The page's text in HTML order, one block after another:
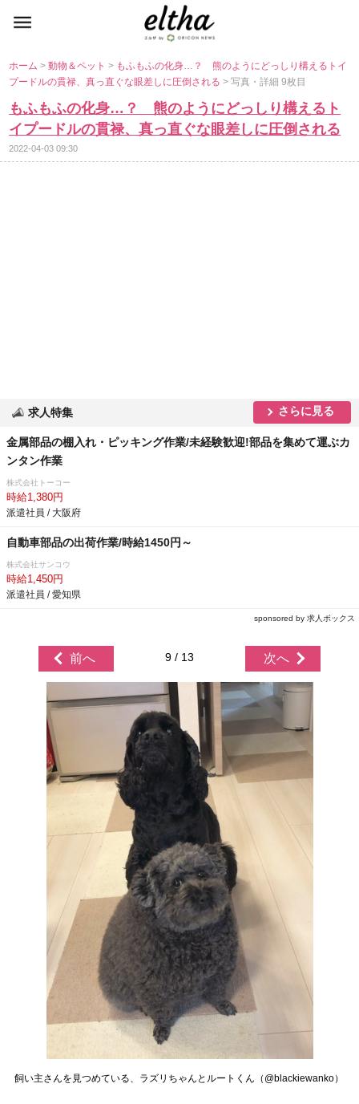
ホーム>動物＆ペット> もふもふの化身…？ 熊のようにどっしり構えるトイ
プードルの貫禄、真っ直ぐな眼差しに圧倒される> 写真・詳細 9枚目
もふもふの化身…？ 熊のようにどっしり構えるト
イプードルの貫禄、真っ直ぐな眼差しに圧倒される
2022-04-03 09:30
求人特集 さらに見る
金属部品の棚入れ・ピッキング作業/未経験歓迎!部品を集めて運ぶカ
ンタン作業
株式会社トーコー
時給1,380円
派遣社員 / 大阪府
自動車部品の出荷作業/時給1450円～
株式会社サンコウ
時給1,450円
派遣社員 / 愛知県
sponsored by 求人ボックス
前へ 9 / 13 次へ
飼い主さんを見つめている、ラズリちゃんとルートくん（@blackiewanko）